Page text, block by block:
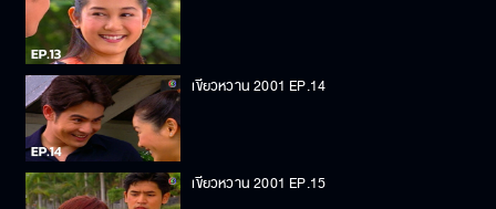
เขียวหวาน 2001 EP.14
เขียวหวาน 2001 EP.15